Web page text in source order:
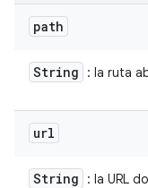
path
String : la ruta
url
String
: la URL